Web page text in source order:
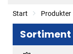
Start Produkter
Sortiment